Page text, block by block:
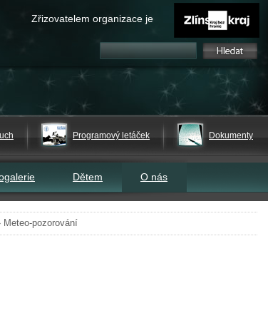
Zřizovatelem organizace je
Programový letáček Dokumenty
Dětem O nás
Meteo-pozorování